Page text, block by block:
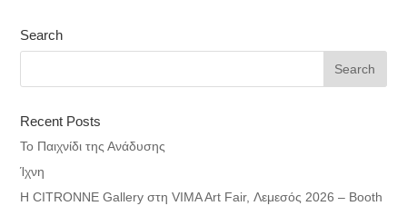
Search
Recent Posts
Το Παιχνίδι της Ανάδυσης
Ίχνη
Η CITRONNE Gallery στη VIMA Art Fair, Λεμεσός 2026 – Booth